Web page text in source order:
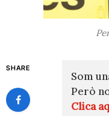
SHARE
Som
Però
Clica